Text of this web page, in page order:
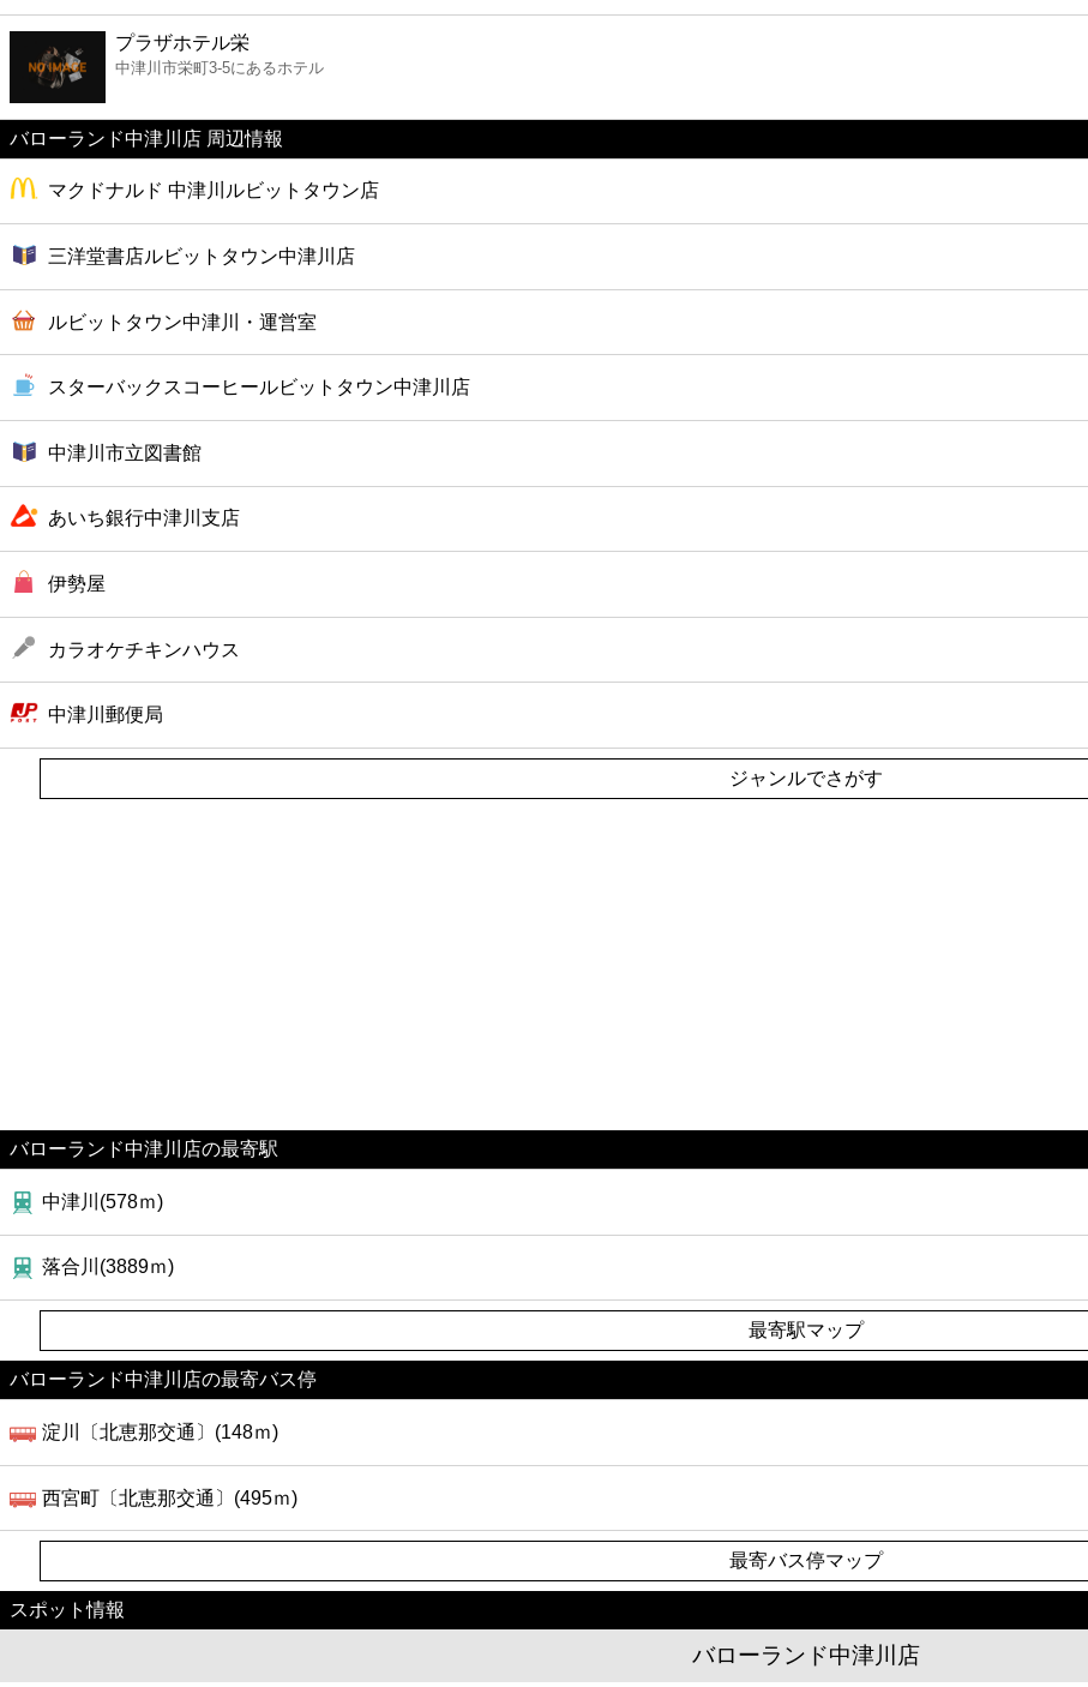
ファーストフード
カフェ
ショッピング
ホテル
プラザホテル栄
中津川市栄町3-5にあるホテル
バローランド中津川店 周辺情報
マクドナルド 中津川ルビットタウン店
三洋堂書店ルビットタウン中津川店
ルビットタウン中津川・運営室
スターバックスコーヒールビットタウン中津川店
中津川市立図書館
あいち銀行中津川支店
伊勢屋
カラオケチキンハウス
中津川郵便局
ジャンルでさがす
バローランド中津川店の最寄駅
中津川(578ｍ)
落合川(3889ｍ)
最寄駅マップ
バローランド中津川店の最寄バス停
淀川〔北恵那交通〕(148ｍ)
西宮町〔北恵那交通〕(495ｍ)
最寄バス停マップ
スポット情報
バローランド中津川店